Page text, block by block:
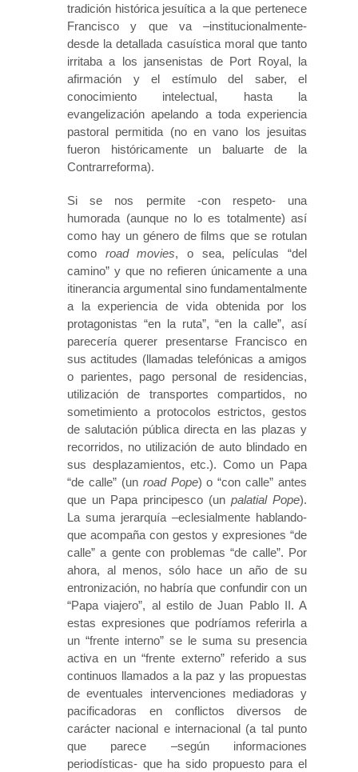
tradición histórica jesuítica a la que pertenece
Francisco y que va –institucionalmente-
desde la detallada casuística moral que tanto
irritaba a los jansenistas de Port Royal, la
afirmación y el estímulo del saber, el
conocimiento intelectual, hasta la
evangelización apelando a toda experiencia
pastoral permitida (no en vano los jesuitas
fueron históricamente un baluarte de la
Contrarreforma).
Si se nos permite -con respeto- una
humorada (aunque no lo es totalmente) así
como hay un género de films que se rotulan
como road movies, o sea, películas “del
camino” y que no refieren únicamente a una
itinerancia argumental sino fundamentalmente
a la experiencia de vida obtenida por los
protagonistas “en la ruta”, “en la calle”, así
parecería querer presentarse Francisco en
sus actitudes (llamadas telefónicas a amigos
o parientes, pago personal de residencias,
utilización de transportes compartidos, no
sometimiento a protocolos estrictos, gestos
de salutación pública directa en las plazas y
recorridos, no utilización de auto blindado en
sus desplazamientos, etc.). Como un Papa
“de calle” (un road Pope) o “con calle” antes
que un Papa principesco (un palatial Pope).
La suma jerarquía –eclesialmente hablando-
que acompaña con gestos y expresiones “de
calle” a gente con problemas “de calle”. Por
ahora, al menos, sólo hace un año de su
entronización, no habría que confundir con un
“Papa viajero”, al estilo de Juan Pablo II. A
estas expresiones que podríamos referirla a
un “frente interno” se le suma su presencia
activa en un “frente externo” referido a sus
continuos llamados a la paz y las propuestas
de eventuales intervenciones mediadoras y
pacificadoras en conflictos diversos de
carácter nacional e internacional (a tal punto
que parece –según informaciones
periodísticas- que ha sido propuesto para el